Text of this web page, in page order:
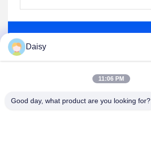
Daisy
11:06 PM
Good day, what product are you looking for?